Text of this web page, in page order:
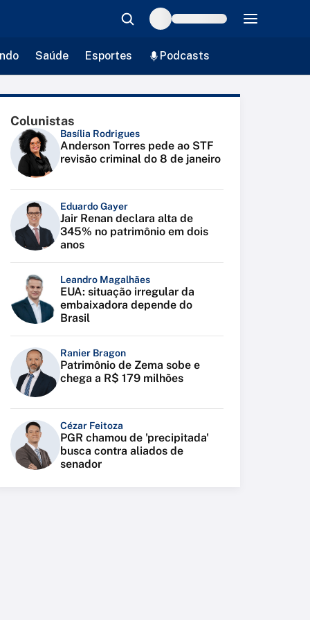
Saúde Esportes Podcasts
Colunistas
Basília Rodrigues
Anderson Torres pede ao STF
revisão criminal do 8 de janeiro
Eduardo Gayer
Jair Renan declara alta de
345% no patrimônio em dois
anos
Leandro Magalhães
EUA: situação irregular da
embaixadora depende do
Brasil
Ranier Bragon
Patrimônio de Zema sobe e
chega a R$ 179 milhões
Cézar Feitoza
PGR chamou de 'precipitada'
busca contra aliados de
senador